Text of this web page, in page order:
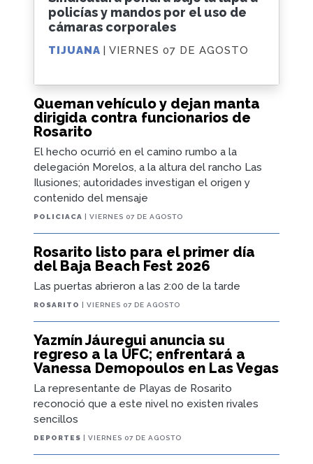
Queman vehículo y dejan manta
dirigida contra funcionarios de
Rosarito
El hecho ocurrió en el camino rumbo a la
delegación Morelos, a la altura del rancho Las
Ilusiones; autoridades investigan el origen y
contenido del mensaje
POLICIACA | VIERNES 07 DE AGOSTO
Rosarito listo para el primer día
del Baja Beach Fest 2026
Las puertas abrieron a las 2:00 de la tarde
ROSARITO | VIERNES 07 DE AGOSTO
Yazmín Jáuregui anuncia su
regreso a la UFC; enfrentará a
Vanessa Demopoulos en Las Vegas
La representante de Playas de Rosarito
reconoció que a este nivel no existen rivales
sencillos
DEPORTES | VIERNES 07 DE AGOSTO
policías y mandos por el uso de
cámaras corporales
TIJUANA | VIERNES 07 DE AGOSTO